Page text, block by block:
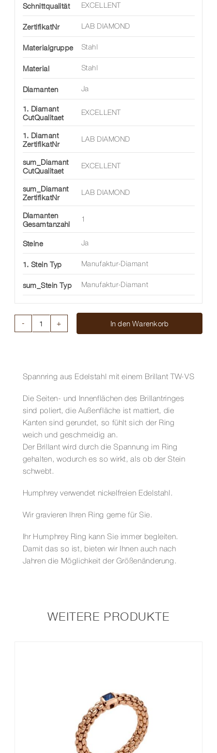
Schnittqualität EXCELLENT
ZertifikatNr LAB DIAMOND
Materialgruppe Stahl
Material Stahl
Diamanten Ja
1. Diamant
CutQualitaet
EXCELLENT
1. Diamant
ZertifikatNr
LAB DIAMOND
sum_Diamant
CutQualitaet
EXCELLENT
sum_Diamant
ZertifikatNr
LAB DIAMOND
Diamanten
Gesamtanzahl
1
Steine Ja
1. Stein Typ Manufaktur-Diamant
sum_Stein Typ Manufaktur-Diamant
MM
In den Warenkorb
Spannring aus Edelstahl mit einem Brillant TW-VS
Die Seiten- und Innenflächen des Brillantringes
sind poliert, die Außenfläche ist mattiert, die
Kanten sind gerundet, so fühlt sich der Ring
weich und geschmeidig an.
Der Brillant wird durch die Spannung im Ring
gehalten, wodurch es so wirkt, als ob der Stein
schwebt.
Humphrey verwendet nickelfreien Edelstahl.
Wir gravieren Ihren Ring gerne für Sie.
Ihr Humphrey Ring kann Sie immer begleiten.
Damit das so ist, bieten wir Ihnen auch nach
Jahren die Möglichkeit der Größenänderung.
WEITERE PRODUKTE